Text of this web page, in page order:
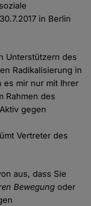
in Berlin
Unterstützern des
Radikalisierung in
es mir nur mit Ihrer
Rahmen des
gegen
Vertreter des
aus, dass Sie
Bewegung oder